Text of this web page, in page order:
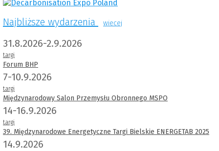
Najbliższe wydarzenia wiecej
31.8.2026-2.9.2026
targi
Forum BHP
7-10.9.2026
targi
Międzynarodowy Salon Przemysłu Obronnego MSPO
14-16.9.2026
targi
39. Międzynarodowe Energetyczne Targi Bielskie ENERGETAB 2025
14.9.2026